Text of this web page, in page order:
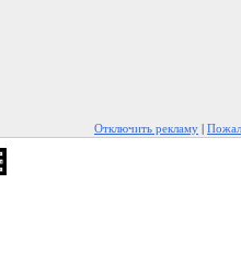
Отключить рекламу |